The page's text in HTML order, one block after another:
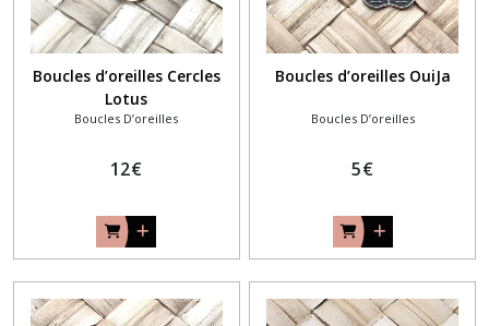
Boucles d’oreilles Cercles
Lotus
Boucles D’oreilles
12€
Boucles d’oreilles OuiJa
Boucles D’oreilles
5€